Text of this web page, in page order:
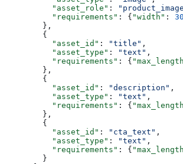
          "asset_role"
:
          "requirements"
: { "width" :
        },
        {
          "asset_id"
: "title" ,
          "asset_type"
: "text" ,
          "requirements"
: {
        },
        {
          "asset_id"
: "description" ,
          "asset_type"
: "text" ,
          "requirements"
: {
        },
        {
          "asset_id"
: "cta_text" ,
          "asset_type"
: "text" ,
          "requirements"
: {
        }